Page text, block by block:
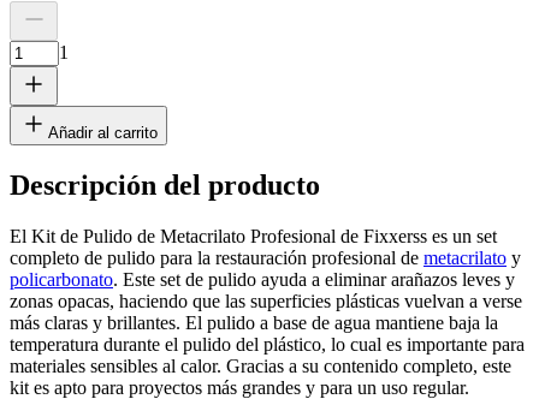
1
Añadir al carrito
Descripción del producto
El Kit de Pulido de Metacrilato Profesional de Fixxerss es un set
completo de pulido para la restauración profesional de metacrilato y
policarbonato. Este set de pulido ayuda a eliminar arañazos leves y
zonas opacas, haciendo que las superficies plásticas vuelvan a verse
más claras y brillantes. El pulido a base de agua mantiene baja la
temperatura durante el pulido del plástico, lo cual es importante para
materiales sensibles al calor. Gracias a su contenido completo, este
kit es apto para proyectos más grandes y para un uso regular.